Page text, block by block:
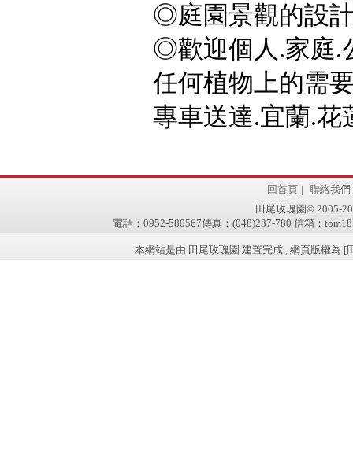
◎庭園景觀的設
◎歡迎個人.家庭.
任何植物上的需
專車送達.宜蘭.花
回首頁 | 聯絡我們
田尾玫瑰園© 2005-
電話：0952-580567傳真：(048)237-780 信箱：
本網站是由 田尾玫瑰園 建置完成 , 網頁版權為